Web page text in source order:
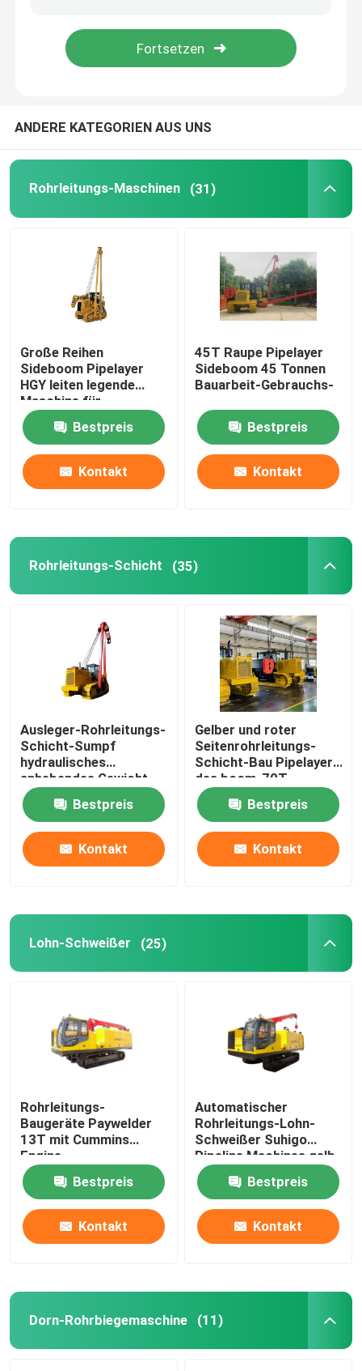
Lohn-Schweißer
Aufgespürter Lader
Bohrer-Bohrmaschine
Rohr-Handhabungsgeräte
Rohr-Heizungs-Maschine
Rohr Beveler-Maschine
Rohr-Schneidemaschine
Rohrleitung Demagnetizer
Schweißendes Zelt
ANDERE KATEGORIEN AUS UNS
Rohrleitungs-Maschinen (31)
Große Reihen
Sideboom Pipelayer
HGY leiten legende
Maschine für
Rohrleitungs-Bau
Bestpreis
Kontakt
45T Raupe Pipelayer
Sideboom 45 Tonnen
Bauarbeit-Gebrauchs-
Bestpreis
Kontakt
Rohrleitungs-Schicht (35)
Ausleger-Rohrleitungs-
Schicht-Sumpf
hydraulisches
anhebendes Gewicht
Pipelayer 44000lb
Bestpreis
Kontakt
Gelber und roter
Seitenrohrleitungs-
Schicht-Bau Pipelayer
des boom-70T
Bestpreis
Kontakt
Lohn-Schweißer (25)
Rohrleitungs-
Baugeräte Paywelder
13T mit Cummins
Engine
Bestpreis
Kontakt
Automatischer
Rohrleitungs-Lohn-
Schweißer Suhigo
Pipeline Machines gelb
und rot
Bestpreis
Kontakt
Dorn-Rohrbiegemaschine (11)